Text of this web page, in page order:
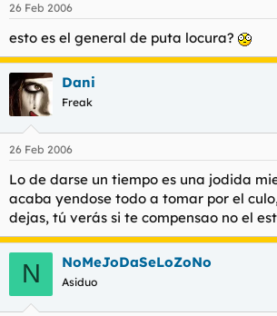
26 Feb 2006
esto es el general de puta locura?
Dani
Freak
26 Feb 2006
Lo de darse un tiempo es una jodida
acaba yendose todo a tomar por el
dejas, tú verás si te compensao no el
N NoMeJoDaSeLoZoNo
Asiduo